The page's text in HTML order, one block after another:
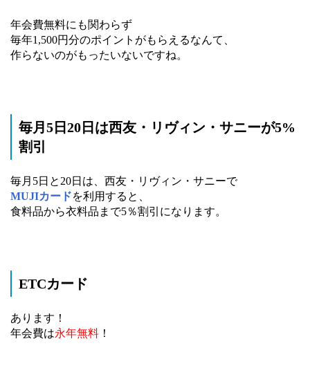
年会費無料にも関わらず
毎年1,500円分のポイントがもらえるなんて、
作らないのがもったいないですね。
毎月5日20日は西友・リヴィン・サニーが5%
割引
毎月5日と20日は、西友・リヴィン・サニーで
MUJIカードを利用すると、
食料品から衣料品まで5％割引になります。
ETCカード
あります！
年会費は永年無料 ！